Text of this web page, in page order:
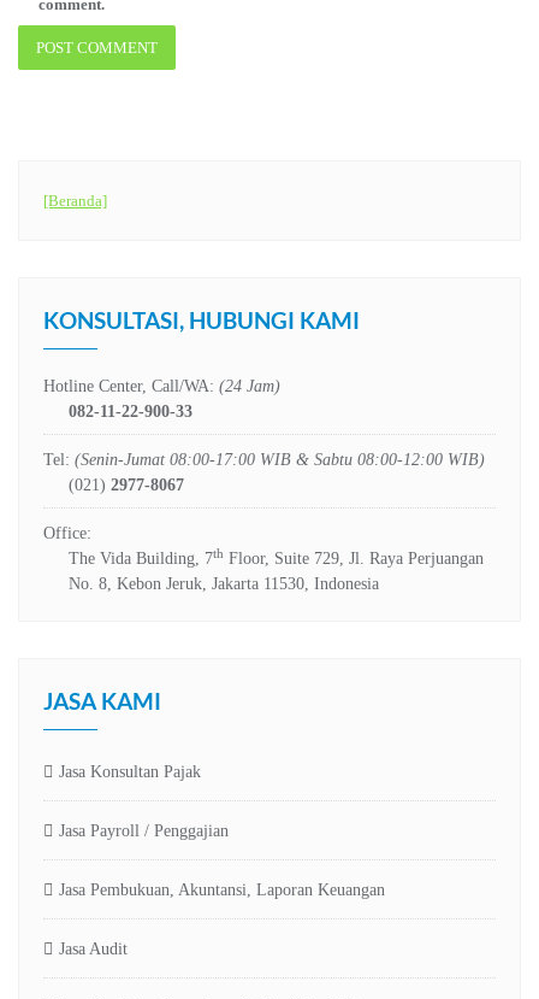
comment.
[Beranda]
KONSULTASI, HUBUNGI KAMI
Hotline Center, Call/WA: (24 Jam)
082-11-22-900-33
Tel: (Senin-Jumat 08:00-17:00 WIB & Sabtu 08:00-12:00 WIB)
(021) 2977-8067
Office:
The Vida Building, 7th Floor, Suite 729, Jl. Raya Perjuangan
No. 8, Kebon Jeruk, Jakarta 11530, Indonesia
JASA KAMI
Jasa Konsultan Pajak
Jasa Payroll / Penggajian
Jasa Pembukuan, Akuntansi, Laporan Keuangan
Jasa Audit